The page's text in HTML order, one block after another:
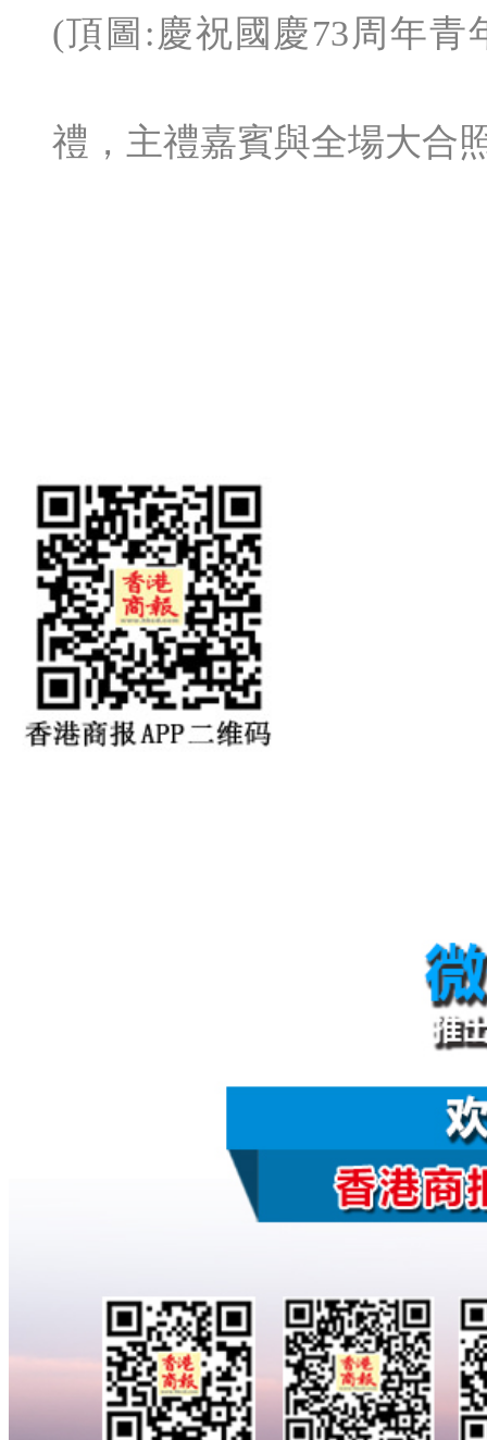
(頂圖:慶祝國慶73周年青
禮，主禮嘉賓與全場大合